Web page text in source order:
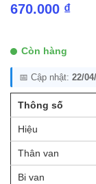
670.000 ₫
Còn hàng
📅 Cập nhật: 22/
Thông số
Hiệu
Thân van
Bi van